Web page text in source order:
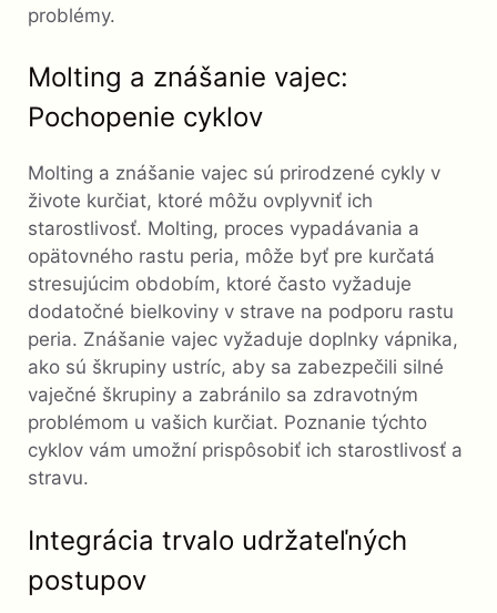
problémy.
Molting a znášanie vajec:
Pochopenie cyklov
Molting a znášanie vajec sú prirodzené cykly v
živote kurčiat, ktoré môžu ovplyvniť ich
starostlivosť. Molting, proces vypadávania a
opätovného rastu peria, môže byť pre kurčatá
stresujúcim obdobím, ktoré často vyžaduje
dodatočné bielkoviny v strave na podporu rastu
peria. Znášanie vajec vyžaduje doplnky vápnika,
ako sú škrupiny ustríc, aby sa zabezpečili silné
vaječné škrupiny a zabránilo sa zdravotným
problémom u vašich kurčiat. Poznanie týchto
cyklov vám umožní prispôsobiť ich starostlivosť a
stravu.
Integrácia trvalo udržateľných
postupov